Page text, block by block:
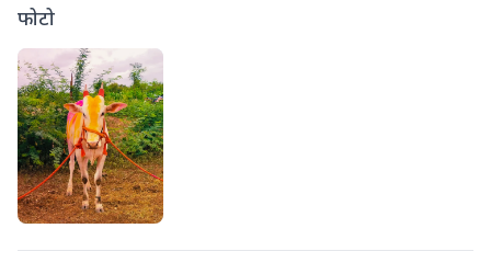
फोटो